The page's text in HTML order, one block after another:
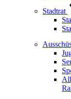
Stadtrat